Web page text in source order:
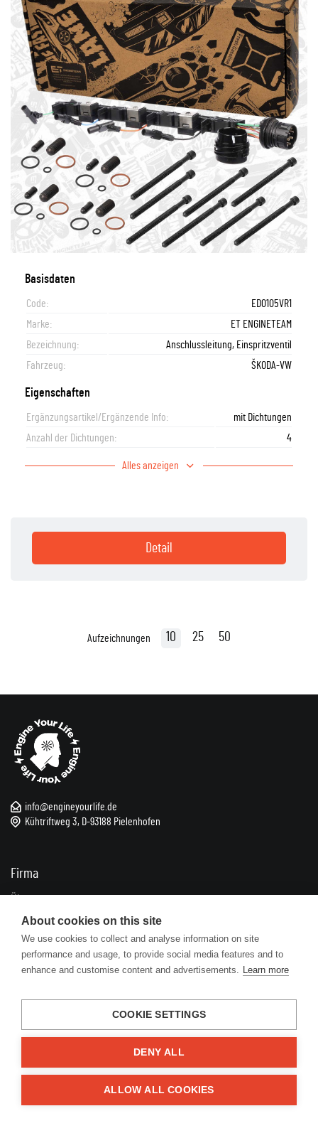
Basisdaten
Code:
ED0105VR1
Marke:
ET ENGINETEAM
Bezeichnung:
Anschlussleitung, Einspritzventil
Fahrzeug:
ŠKODA-VW
Eigenschaften
Ergänzungsartikel/Ergänzende Info:
mit Dichtungen
Anzahl der Dichtungen:
4
Alles anzeigen
Detail
Aufzeichnungen 10 25 50
info@engineyourlife.de
Kühtriftweg 3, D-93188 Pielenhofen
Firma
Impressum
Kontakte
Informationen
FAQ
Zuschüsse
About cookies on this site
We use cookies to collect and analyse information on site
performance and usage, to provide social media features and to
enhance and customise content and advertisements. Learn more
COOKIE SETTINGS
DENY ALL
ALLOW ALL COOKIES